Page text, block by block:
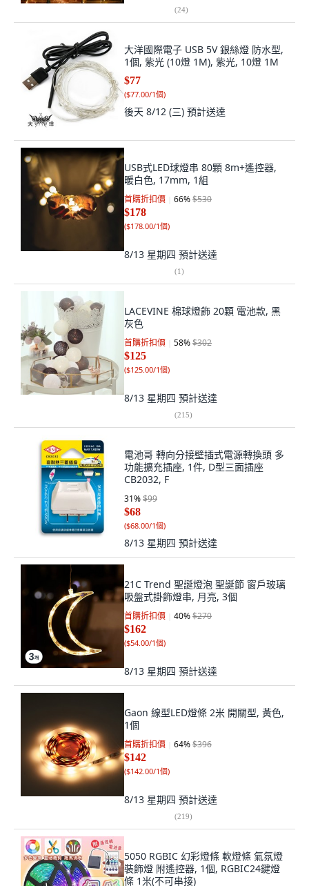
(24)
大洋國際電子 USB 5V 銀絲燈 防水型,
1個, 紫光 (10燈 1M), 紫光, 10燈 1M
$77
($77.00/1個)
後天 8/12 (三) 預計送達
USB式LED球燈串 80顆 8m+遙控器,
暖白色, 17mm, 1組
首購折扣價 66%$530
$178
($178.00/1個)
8/13 星期四 預計送達
(1)
LACEVINE 棉球燈飾 20顆 電池款, 黑
灰色
首購折扣價 58%$302
$125
($125.00/1個)
8/13 星期四 預計送達
(215)
電池哥 轉向分接壁插式電源轉換頭 多
功能擴充插座, 1件, D型三面插座
CB2032, F
31%$99
$68
($68.00/1個)
8/13 星期四 預計送達
21C Trend 聖誕燈泡 聖誕節 窗戶玻璃
吸盤式掛飾燈串, 月亮, 3個
首購折扣價 40%$270
$162
($54.00/1個)
8/13 星期四 預計送達
Gaon 線型LED燈條 2米 開關型, 黃色,
1個
首購折扣價 64%$396
$142
($142.00/1個)
8/13 星期四 預計送達
(219)
5050 RGBIC 幻彩燈條 軟燈條 氣氛燈
裝飾燈 附遙控器, 1個, RGBIC24鍵燈
條 1米(不可串接)